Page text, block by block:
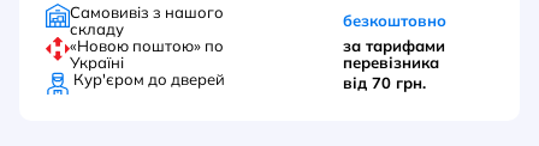
Самовивіз з нашого
складу
безкоштовно
«Новою поштою» по
Україні
за тарифами
перевізника
Кур'єром до дверей від 70 грн.